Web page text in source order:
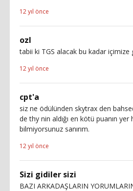
12 yıl önce
ozl
tabii ki TGS alacak bu kadar içimize
12 yıl önce
cpt'a
siz ne ödülünden skytrax den
de thy nin aldığı en kötü puanın
bilmiyorsunuz sanırım.
12 yıl önce
Sizi gidiler sizi
BAZI ARKADAŞLARIN